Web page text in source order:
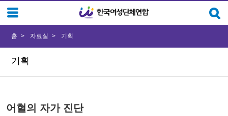
기획
홈 자료실 기획
어혈의 자가 진단